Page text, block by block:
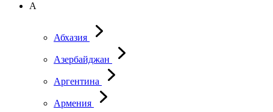
А
Абхазия
Азербайджан
Аргентина
Армения